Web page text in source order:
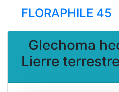
FLORAPHILE 45
Glechoma
Lierre